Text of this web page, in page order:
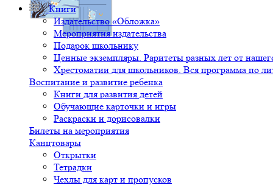
Книги
Издательство «Обложка»
Мероприятия издательства
Подарок школьнику
Ценные экземпляры. Раритеты разных лет от
Хрестоматии для школьников. Вся программа по
Воспитание и развитие ребенка
Книги для развития детей
Обучающие карточки и игры
Раскраски и дорисовалки
Билеты на мероприятия
Канцтовары
Открытки
Тетрадки
Чехлы для карт и пропусков